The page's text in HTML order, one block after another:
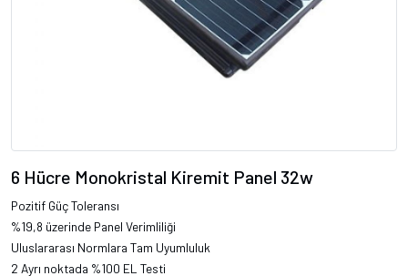
6 Hücre Monokristal Kiremit Panel 32w
Pozitif Güç Toleransı
%19,8 üzerinde Panel Verimliliği
Uluslararası Normlara Tam Uyumluluk
2 Ayrı noktada %100 EL Testi